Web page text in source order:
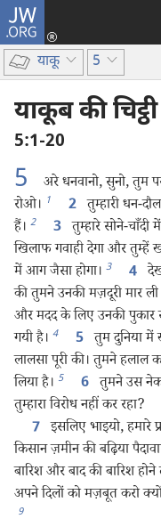
JW.ORG
याकू 5
याकूब की चिट्ठी
5:1-20
5
अरे धनवानो, सुनो, तुम
रोओ। 1 2 तुम्हारी धन-
हैं। 2 3 तुम्हारे सोने-
खिलाफ गवाही देगा और तुम्हें
में आग जैसा होगा। 3 4
की तुमने उनकी मज़दूरी मार
और मदद के लिए उनकी पुकार
गयी है। 4 5 तुम दुनिया
लालसा पूरी की। तुमने हलाल
लिया है। 5 6 तुमने उस नेक
तुम्हारा विरोध नहीं कर रहा?
7 इसलिए भाइयो, हमारे
किसान ज़मीन की बढ़िया
बारिश और बाद की बारिश
अपने दिलों को मज़बूत करो
9